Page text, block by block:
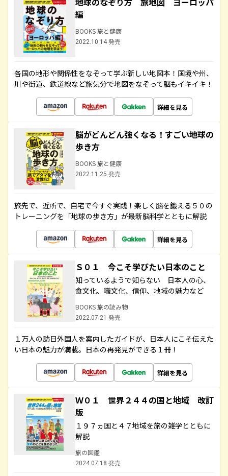
編
BOOKS 旅と健康
2022.10.14 発売
各国の地形や関係性をなぞって学ぶ新しい地図本！国境や州、
川や街道、鉄道線など旅気分で地図をなぞって脳もイキイキ！
詳細を見る
脳がどんどん強くなる！すごい地球の
歩き方
BOOKS 旅と健康
2022.11.25 発売
旅先で、近所で、自宅で今すぐ実践！楽しく脳を鍛える５０の
トレーニングを「地球の歩き方」が最新脳科学とともに解説
詳細を見る
Ｓ０１ 今こそ学びたい日本のこと
知っているようで知らない 日本人の心、
食文化、職文化、信仰、地域の魅力など
BOOKS 旅の読み物
2022.07.21 発売
１万人の訪日外国人を案内したガイドが、日本人にこそ伝えた
い日本の魅力が満載。日本の再発見ができる１冊！
詳細を見る
Ｗ０１ 世界２４４の国と地域 改訂
版
１９７ヵ国と４７地域を旅の雑学とともに
解説
旅の図鑑
2024.07.18 発売